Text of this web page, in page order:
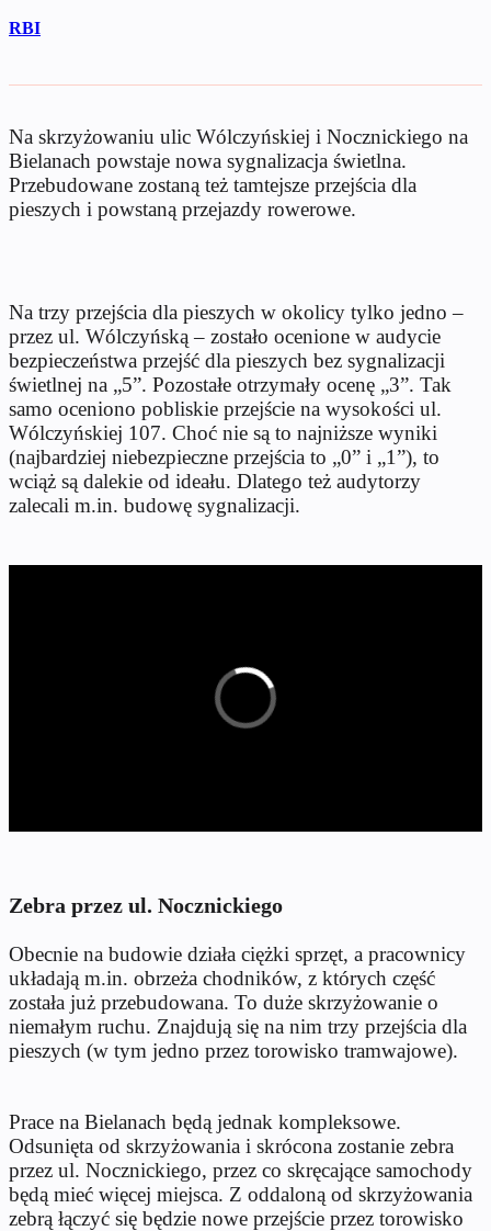
RBI
Na skrzyżowaniu ulic Wólczyńskiej i Nocznickiego na
Bielanach powstaje nowa sygnalizacja świetlna.
Przebudowane zostaną też tamtejsze przejścia dla
pieszych i powstaną przejazdy rowerowe.
Na trzy przejścia dla pieszych w okolicy tylko jedno –
przez ul. Wólczyńską – zostało ocenione w audycie
bezpieczeństwa przejść dla pieszych bez sygnalizacji
świetlnej na „5”. Pozostałe otrzymały ocenę „3”. Tak
samo oceniono pobliskie przejście na wysokości ul.
Wólczyńskiej 107. Choć nie są to najniższe wyniki
(najbardziej niebezpieczne przejścia to „0” i „1”), to
wciąż są dalekie od ideału. Dlatego też audytorzy
zalecali m.in. budowę sygnalizacji.
Zebra przez ul. Nocznickiego
Obecnie na budowie działa ciężki sprzęt, a pracownicy
układają m.in. obrzeża chodników, z których część
została już przebudowana. To duże skrzyżowanie o
niemałym ruchu. Znajdują się na nim trzy przejścia dla
pieszych (w tym jedno przez torowisko tramwajowe).
Prace na Bielanach będą jednak kompleksowe.
Odsunięta od skrzyżowania i skrócona zostanie zebra
przez ul. Nocznickiego, przez co skręcające samochody
będą mieć więcej miejsca. Z oddaloną od skrzyżowania
zebrą łączyć się będzie nowe przejście przez torowisko